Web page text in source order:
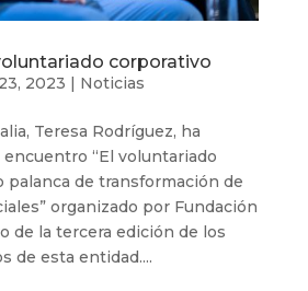
corporativo
2023 | Noticias
Teresa Rodríguez, ha
“El voluntariado
palanca de transformación de
organizado por Fundación
de la tercera edición de los
de esta entidad....